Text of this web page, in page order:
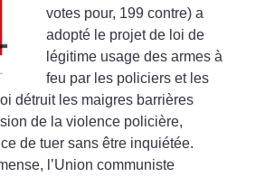
votes pour, 199 contre) a
adopté le projet de loi de
légitime usage des armes à
feu par les policiers et les
détruit les maigres barrières
de la violence policière,
de tuer sans être inquiétée.
l’Union communiste